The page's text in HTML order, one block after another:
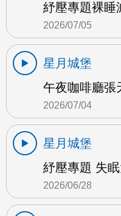
紓壓專題裸睡
2026/07/05
星月城堡
午夜咖啡廳張
2026/07/04
星月城堡
紓壓專題 失
2026/06/28